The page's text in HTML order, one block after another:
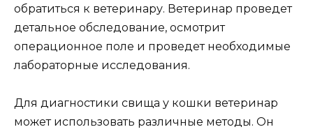
обратиться к ветеринару. Ветеринар проведет
детальное обследование, осмотрит
операционное поле и проведет необходимые
лабораторные исследования.
Для диагностики свища у кошки ветеринар
может использовать различные методы. Он